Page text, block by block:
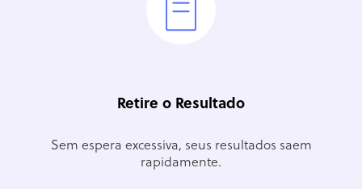
Retire o Resultado
Sem espera excessiva, seus resultados saem
rapidamente.